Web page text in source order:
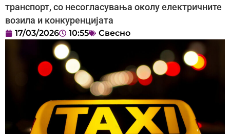
транспорт, со несогласувања околу електричните
возила и конкуренцијата
17/03/2026 10:55 Свесно